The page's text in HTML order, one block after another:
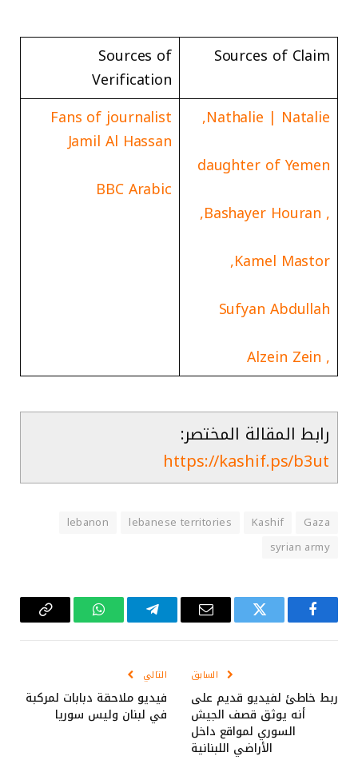
Sources of Claim
Sources of
Verification
Nathalie | Natalie,
daughter of Yemen
, Bashayer Houran,
Kamel Mastor,
Sufyan Abdullah
, Alzein Zein
Fans of journalist
Jamil Al Hassan
BBC Arabic
رابط المقالة المختصر:
https://kashif.ps/b3ut
Gaza
Kashif
lebanese territories
lebanon
syrian army
فيسبوك تويتر
البريد
تيلقرام واتساب Copy
السابق
ربط خاطئ لفيديو قديم على
أنه يوثق قصف الجيش
السوري لمواقع داخل
الأراضي اللبنانية
التالي
فيديو ملاحقة دبابات لمركبة
في لبنان وليس سوريا